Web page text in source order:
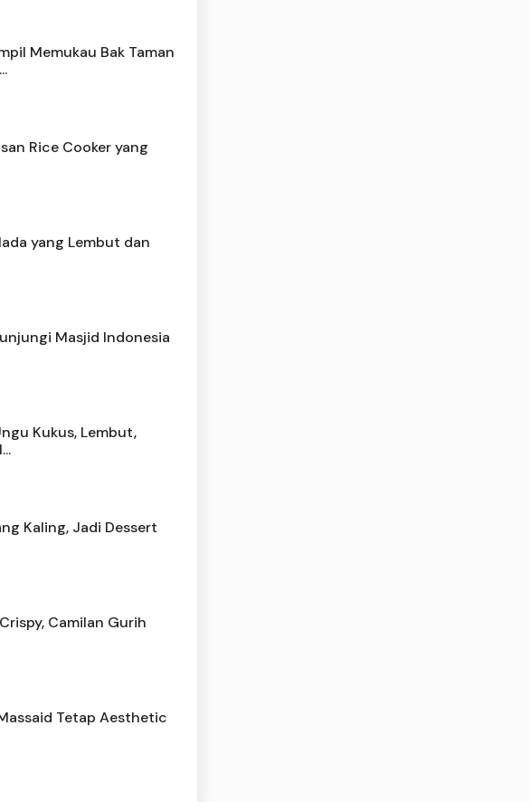
Memukau Bak Taman
Rice Cooker yang
yang Lembut dan
Masjid Indonesia
Kukus, Lembut,
Kaling, Jadi Dessert
Camilan Gurih
Tetap Aesthetic